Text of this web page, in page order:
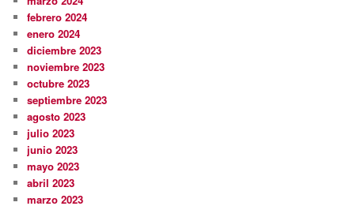
febrero 2024
enero 2024
diciembre 2023
noviembre 2023
octubre 2023
septiembre 2023
agosto 2023
julio 2023
junio 2023
mayo 2023
abril 2023
marzo 2023